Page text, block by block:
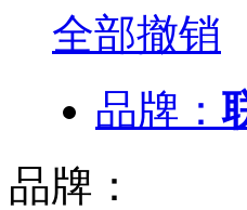
全部撤销
品牌：
品牌：